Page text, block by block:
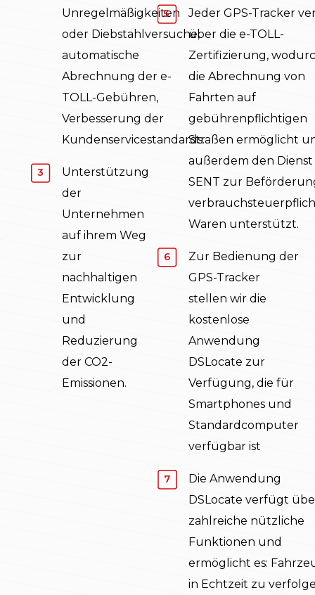
Unregelmäßigkeiten
oder Diebstahlversuche,
automatische
Abrechnung der e-
TOLL-Gebühren,
Verbesserung der
Kundenservicestandards.
Unterstützung
der
Unternehmen
auf ihrem Weg
zur
nachhaltigen
Entwicklung
und
Reduzierung
der CO2-
Emissionen.
Jeder GPS-Tracker
über die e-TOLL-
Zertifizierung,
die Abrechnung von
Fahrten auf
gebührenpflichtigen
Straßen ermöglicht
außerdem den Dienst
SENT zur
Waren unterstützt.
Zur Bedienung der
GPS-Tracker
stellen wir die
kostenlose
Anwendung
DSLocate zur
Verfügung, die für
Smartphones und
Standardcomputer
verfügbar ist
Die Anwendung
DSLocate verfügt
zahlreiche nützliche
Funktionen und
ermöglicht es:
in Echtzeit zu